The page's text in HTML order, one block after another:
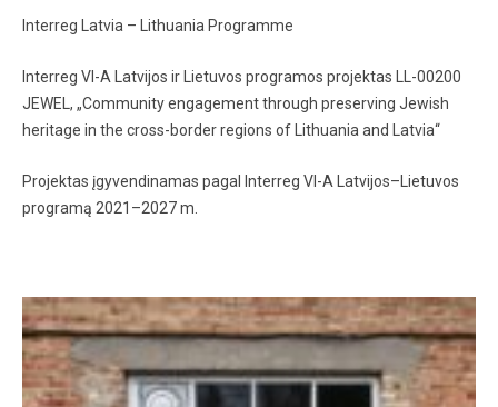
Interreg Latvia – Lithuania Programme
Interreg VI-A Latvijos ir Lietuvos programos projektas LL-00200
JEWEL, „Community engagement through preserving Jewish
heritage in the cross-border regions of Lithuania and Latvia“
Projektas įgyvendinamas pagal Interreg VI-A Latvijos–Lietuvos
programą 2021–2027 m.